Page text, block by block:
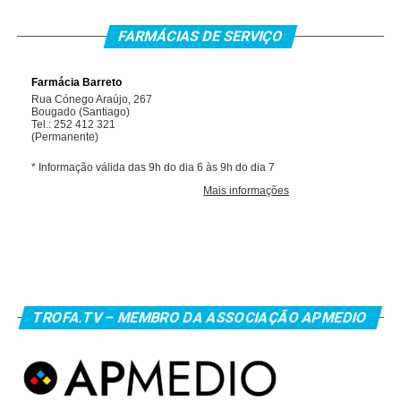
FARMÁCIAS DE SERVIÇO
TROFA.TV – MEMBRO DA ASSOCIAÇÃO APMEDIO